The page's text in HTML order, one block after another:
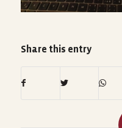
Share this entry